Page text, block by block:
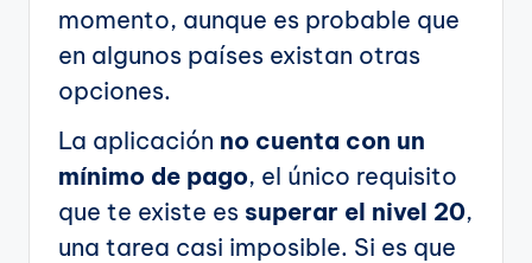
momento, aunque es probable que
en algunos países existan otras
opciones.
La aplicación no cuenta con un
mínimo de pago, el único requisito
que te existe es superar el nivel 20,
una tarea casi imposible. Si es que